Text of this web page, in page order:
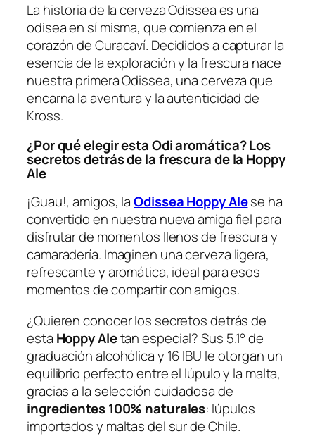
La historia de la cerveza Odissea es una
odisea en sí misma, que comienza en el
corazón de Curacaví. Decididos a capturar la
esencia de la exploración y la frescura nace
nuestra primera Odissea, una cerveza que
encarna la aventura y la autenticidad de
Kross.
¿Por qué elegir esta Odi aromática? Los
secretos detrás de la frescura de la Hoppy
Ale
¡Guau!, amigos, laOdissea Hoppy Alese ha
convertido en nuestra nueva amiga fiel para
disfrutar de momentos llenos de frescura y
camaradería. Imaginen una cerveza ligera,
refrescante y aromática, ideal para esos
momentos de compartir con amigos.
¿Quieren conocer los secretos detrás de
esta Hoppy Aletan especial? Sus 5.1° de
graduación alcohólica y 16 IBU le otorgan un
equilibrio perfecto entre el lúpulo y la malta,
gracias a la selección cuidadosa de
ingredientes 100% naturales: lúpulos
importados y maltas del sur de Chile.